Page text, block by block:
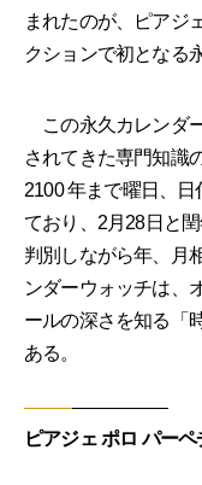
まれたのが、ピアジ
クションで初となる
この永久カレンダ
されてきた専門知識
2100 年まで曜日、
ており、2月28日と
判別しながら年、月
ンダーウォッチは、
ールの深さを知る「
ある。
ピアジェ ポロ パー